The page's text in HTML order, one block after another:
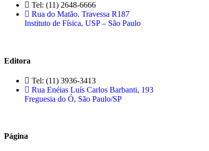
Tel: (11) 2648-6666
Rua do Matão. Travessa R187
Instituto de Física, USP – São Paulo
Editora
Tel: (11) 3936-3413
Rua Enéias Luís Carlos Barbanti, 193
Freguesia do Ó, São Paulo/SP
Página